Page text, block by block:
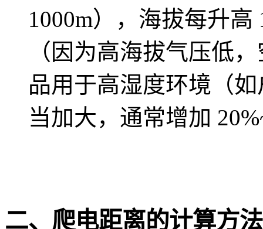
1000m），海拔每升高
（因为高海拔气压低
品用于高湿度环境（
当加大，通常增加
二、爬电距离的计算方法